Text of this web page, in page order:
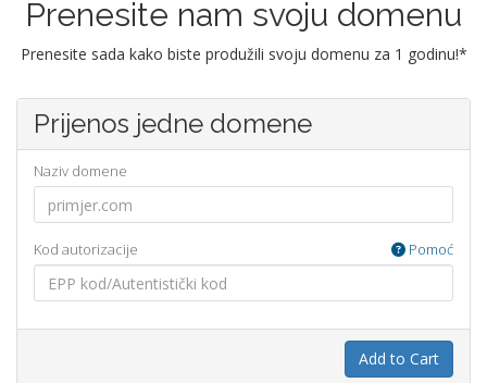
Prenesite nam svoju domenu
Prenesite sada kako biste produžili svoju domenu za 1 godinu!*
Prijenos jedne domene
Naziv domene
Kod autorizacije Pomoć
Add to Cart